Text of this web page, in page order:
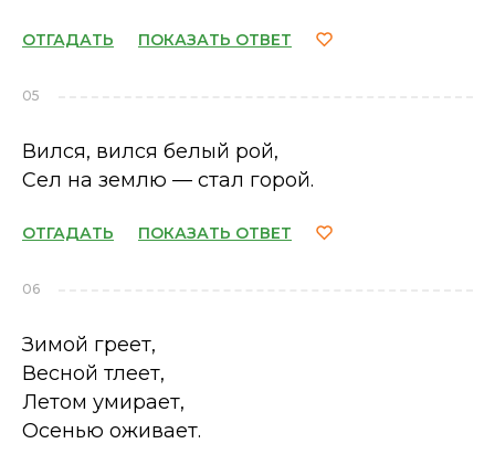
ОТГАДАТЬ ПОКАЗАТЬ ОТВЕТ
05
Вился, вился белый рой,
Сел на землю — стал горой.
ОТГАДАТЬ ПОКАЗАТЬ ОТВЕТ
06
Зимой греет,
Весной тлеет,
Летом умирает,
Осенью оживает.